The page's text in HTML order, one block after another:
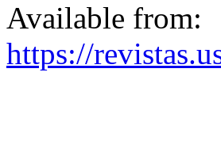
Available from:
https://